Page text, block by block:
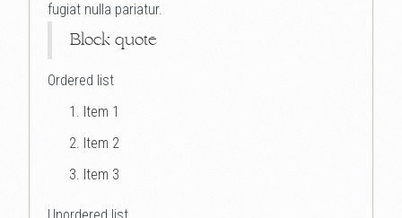
fugiat nulla pariatur.
Block quote
Ordered list
Item 1
Item 2
Item 3